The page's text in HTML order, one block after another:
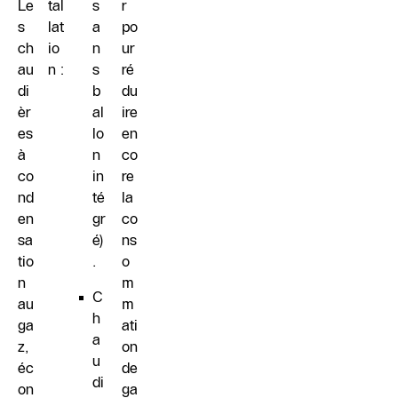
Le
s
ch
au
di
èr
es
à
co
nd
en
sa
tio
n
au
ga
z,
éc
on
tal
lat
io
n :
s
a
n
s
b
al
lo
n
in
té
gr
é)
.
C
h
a
u
di
r
po
ur
ré
du
ire
en
co
re
la
co
ns
o
m
m
ati
on
de
ga